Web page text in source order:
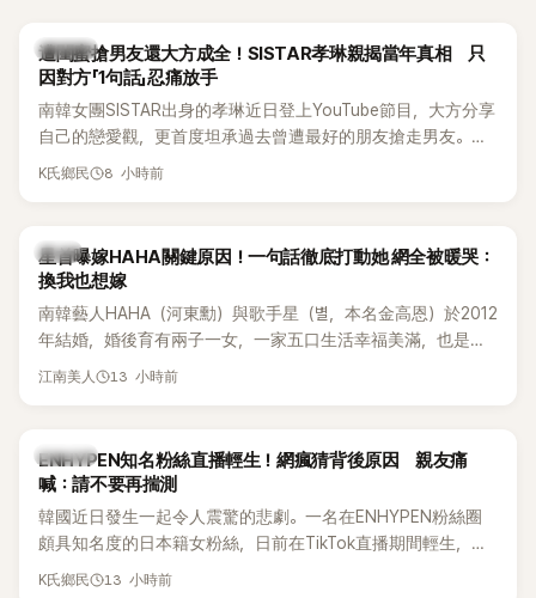
K-POP
遭閨蜜搶男友還大方成全！SISTAR孝琳親揭當年真相 只
因對方「1句話」忍痛放手
南韓女團SISTAR出身的孝琳近日登上YouTube節目，大方分享
自己的戀愛觀，更首度坦承過去曾遭最好的朋友搶走男友。她
表示，當時選擇瀟灑放手，但如果同樣的事情現在再發生，「我
K氏鄉民 8 小時前
韓星
星首曝嫁HAHA關鍵原因！一句話徹底打動她 網全被暖哭：
換我也想嫁
南韓藝人HAHA（河東勳）與歌手星（별，本名金高恩）於2012
年結婚，婚後育有兩子一女，一家五口生活幸福美滿，也是韓
國演藝圈公認的模範夫妻。近日，星首度公開當年決定嫁給
江南美人 13 小時前
K-POP
ENHYPEN知名粉絲直播輕生！網瘋猜背後原因 親友痛
喊：請不要再揣測
韓國近日發生一起令人震驚的悲劇。一名在ENHYPEN粉絲圈
頗具知名度的日本籍女粉絲，日前在TikTok直播期間輕生，最
終不幸身亡，消息曝光後震驚韓網，也讓不少粉絲湧入社群平
K氏鄉民 13 小時前